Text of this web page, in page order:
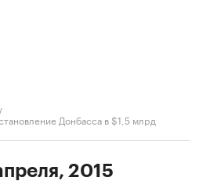
/
Донбасса в $1,5 млрд
2015